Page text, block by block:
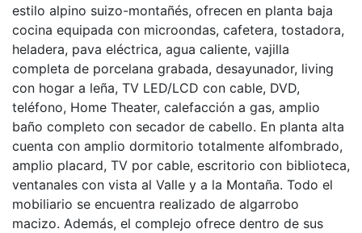
estilo alpino suizo-montañés, ofrecen en planta baja
cocina equipada con microondas, cafetera, tostadora,
heladera, pava eléctrica, agua caliente, vajilla
completa de porcelana grabada, desayunador, living
con hogar a leña, TV LED/LCD con cable, DVD,
teléfono, Home Theater, calefacción a gas, amplio
baño completo con secador de cabello. En planta alta
cuenta con amplio dormitorio totalmente alfombrado,
amplio placard, TV por cable, escritorio con biblioteca,
ventanales con vista al Valle y a la Montaña. Todo el
mobiliario se encuentra realizado de algarrobo
macizo. Además, el complejo ofrece dentro de sus